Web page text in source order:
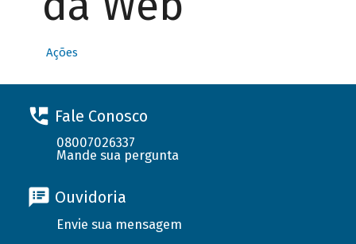
Ações
Fale Conosco
08007026337
Mande sua pergunta
Ouvidoria
Envie sua mensagem